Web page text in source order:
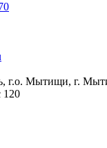
г.о. Мытищи, г.
120